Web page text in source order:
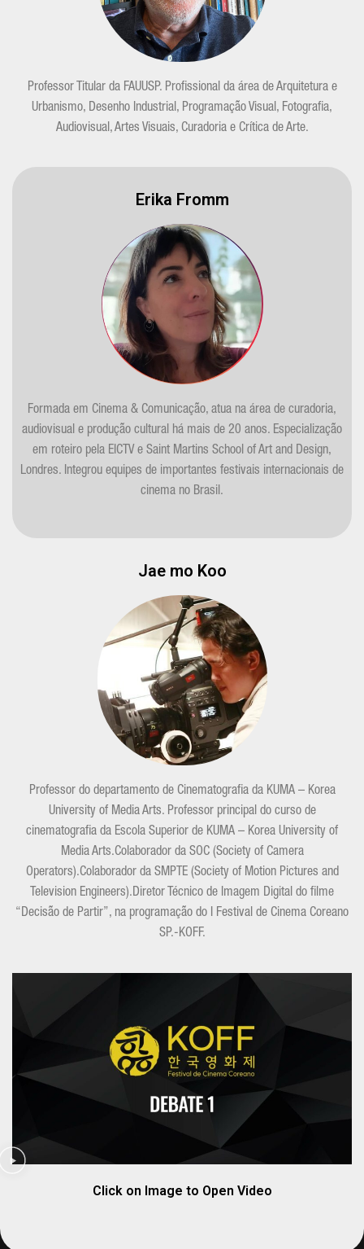
Professor Titular da FAUUSP. Profissional da área de Arquitetura e
Urbanismo, Desenho Industrial, Programação Visual, Fotografia,
Audiovisual, Artes Visuais, Curadoria e Crítica de Arte.
Erika Fromm
Formada em Cinema & Comunicação, atua na área de curadoria,
audiovisual e produção cultural há mais de 20 anos. Especialização
em roteiro pela EICTV e Saint Martins School of Art and Design,
Londres. Integrou equipes de importantes festivais internacionais de
cinema no Brasil.
Jae mo Koo
Professor do departamento de Cinematografia da KUMA – Korea
University of Media Arts. Professor principal do curso de
cinematografia da Escola Superior de KUMA – Korea University of
Media Arts.Colaborador da SOC (Society of Camera
Operators).Colaborador da SMPTE (Society of Motion Pictures and
Television Engineers).Diretor Técnico de Imagem Digital do filme
“Decisão de Partir”, na programação do I Festival de Cinema Coreano
SP.-KOFF.
Click on Image to Open Video